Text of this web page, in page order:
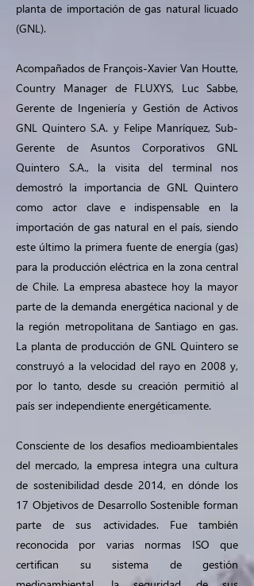
planta de importación de gas natural licuado
(GNL).
Acompañados de François-Xavier Van Houtte,
Country Manager de FLUXYS, Luc Sabbe,
Gerente de Ingeniería y Gestión de Activos
GNL Quintero S.A. y Felipe Manríquez, Sub-
Gerente de Asuntos Corporativos GNL
Quintero S.A., la visita del terminal nos
demostró la importancia de GNL Quintero
como actor clave e indispensable en la
importación de gas natural en el país, siendo
este último la primera fuente de energía (gas)
para la producción eléctrica en la zona central
de Chile. La empresa abastece hoy la mayor
parte de la demanda energética nacional y de
la región metropolitana de Santiago en gas.
La planta de producción de GNL Quintero se
construyó a la velocidad del rayo en 2008 y,
por lo tanto, desde su creación permitió al
país ser independiente energéticamente.
Consciente de los desafíos medioambientales
del mercado, la empresa integra una cultura
de sostenibilidad desde 2014, en dónde los
17 Objetivos de Desarrollo Sostenible forman
parte de sus actividades. Fue también
reconocida por varias normas ISO que
certifican su sistema de gestión